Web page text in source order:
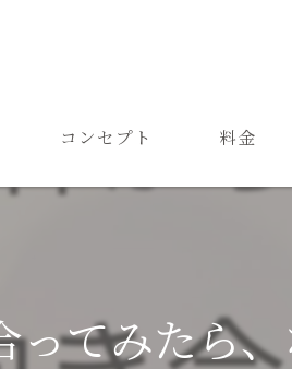
コンセプト 料金
ってみたら